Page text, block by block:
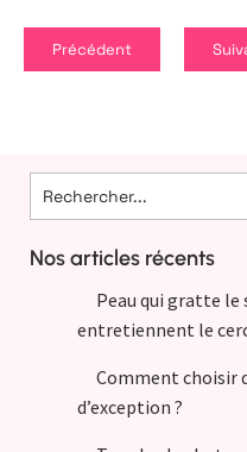
Précédent
Nos articles récents
Peau qui gratte le
entretiennent le
Comment choisir
d’exception ?